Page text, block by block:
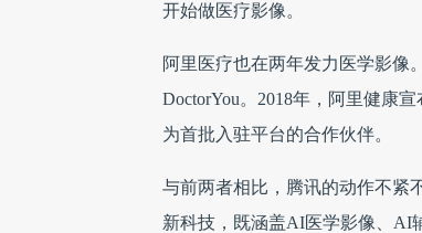
开始做医疗影像。
阿里医疗也在两年发力医学影像
DoctorYou。2018年，阿里健康
为首批入驻平台的合作伙伴。
与前两者相比，腾讯的动作不紧
新科技，既涵盖AI医学影像、AI